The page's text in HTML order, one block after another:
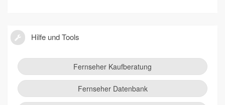
Hilfe und Tools
Fernseher Kaufberatung
Fernseher Datenbank